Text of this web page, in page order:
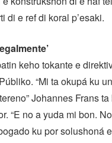
di e ref di koral p’esaki.
keho tokante e
“Mi ta okupá ku
Johannes Frans
“E no a yuda mi bon.
ku por solushoná